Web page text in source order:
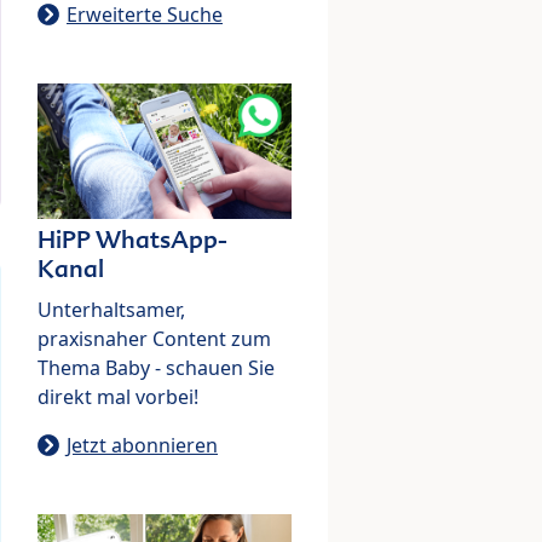
Erweiterte Suche
HiPP WhatsApp-
Kanal
Unterhaltsamer,
praxisnaher Content zum
Thema Baby - schauen Sie
direkt mal vorbei!
Jetzt abonnieren